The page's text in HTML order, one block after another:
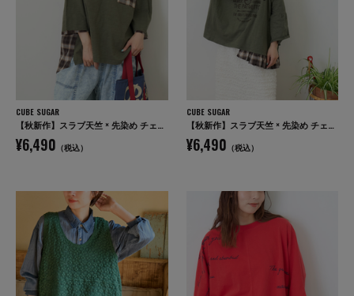
CUBE SUGAR
【秋新作】スラブ天竺 × 先染め チェック ポケ付 リメイク風 プルオーバー Tシャツ
¥6,490 （税込）
CUBE SUGAR
【秋新作】スラブ天竺 × 先染め チェック 裾フリル リメイク風 プルオーバー Tシャツ
¥6,490 （税込）